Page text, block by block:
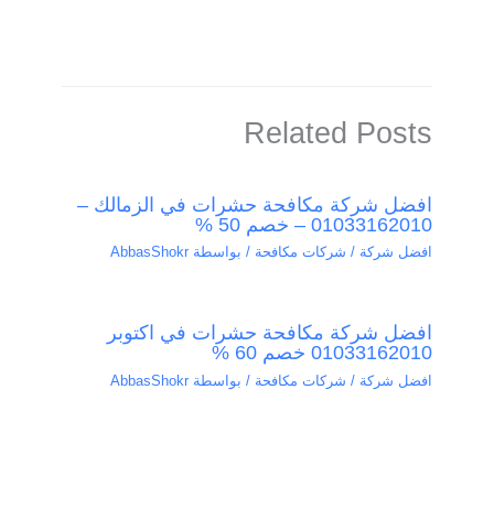
Related Posts
افضل شركة مكافحة حشرات في الزمالك –
01033162010 – خصم 50 %
افضل شركة / شركات مكافحة / بواسطة AbbasShokr
افضل شركة مكافحة حشرات في اكتوبر
01033162010 خصم 60 %
افضل شركة / شركات مكافحة / بواسطة AbbasShokr